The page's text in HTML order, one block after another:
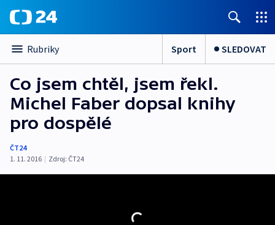
Rubriky Sport SLEDOVAT
Co jsem chtěl, jsem řekl.
Michel Faber dopsal knihy
pro dospělé
ČT24
1. 11. 2016 | Zdroj: ČT24